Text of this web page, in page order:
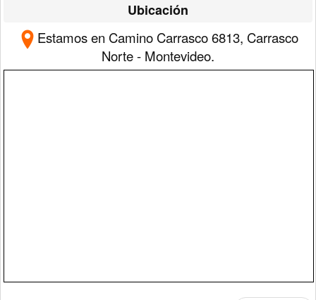
Ubicación
Estamos en Camino Carrasco 6813, Carrasco
Norte - Montevideo.